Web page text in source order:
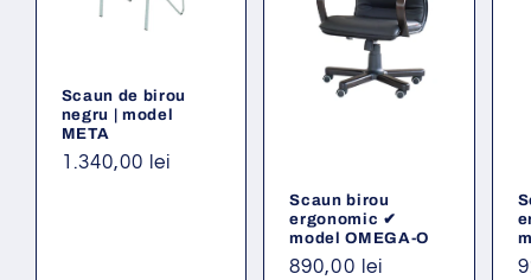
Scaun de birou
negru | model
META
Preț
1.340,00 lei
Scaun birou
ergonomic ✔
model OMEGA-O
Preț
890,00 lei